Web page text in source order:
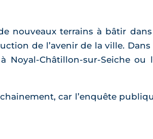
nouveaux terrains à bâtir
de l’avenir de la ville.
Noyal-Châtillon-sur-Seiche
car l’enquête